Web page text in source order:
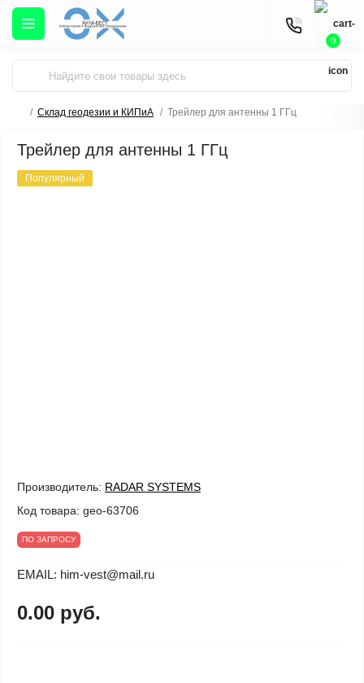
0
Склад геодезии и КИПиА Трейлер для антенны 1 ГГц
Трейлер для антенны 1 ГГц
Популярный
Производитель: RADAR SYSTEMS
Код товара: geo-63706
ПО ЗАПРОСУ
EMAIL: him-vest@mail.ru
0.00 руб.